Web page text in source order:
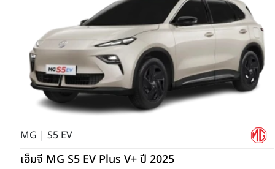
MG | S5 EV
เอ็มจี MG S5 EV Plus V+ ปี 2025